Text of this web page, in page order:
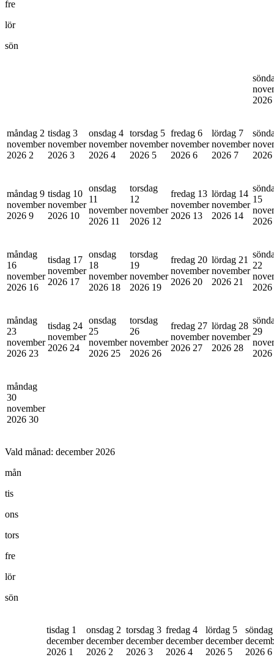
fre
lör
sön
2026
måndag 2
november
2026 2
tisdag 3
november
2026 3
onsdag 4
november
2026 4
torsdag 5
november
2026 5
fredag 6
november
2026 6
lördag 7
november
2026 7
2026
måndag 9
november
2026 9
tisdag 10
november
2026 10
onsdag
11
november
2026 11
torsdag
12
november
2026 12
fredag 13
november
2026 13
lördag 14
november
2026 14
15
2026
måndag
16
november
2026 16
tisdag 17
november
2026 17
onsdag
18
november
2026 18
torsdag
19
november
2026 19
fredag 20
november
2026 20
lördag 21
november
2026 21
22
2026
måndag
23
november
2026 23
tisdag 24
november
2026 24
onsdag
25
november
2026 25
torsdag
26
november
2026 26
fredag 27
november
2026 27
lördag 28
november
2026 28
29
2026
måndag
30
november
2026 30
Vald månad: december 2026
mån
tis
ons
tors
fre
lör
sön
tisdag 1
december
2026 1
onsdag 2
december
2026 2
torsdag 3
december
2026 3
fredag 4
december
2026 4
lördag 5
december
2026 5
2026 6